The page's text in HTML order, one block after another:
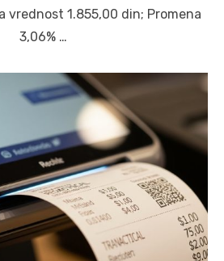
vrednost 1.855,00 din; Promena
3,06% …